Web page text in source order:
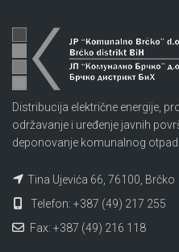
Distribucija električne energije,
održavanje i uređenje javnih
deponovanje komunalnog
Tina Ujevića 66, 76100, Brčko
Telefon: +387 (49) 217 255
Fax: +387 (49) 216 118